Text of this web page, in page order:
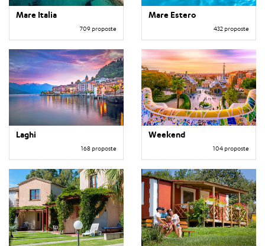
Mare Italia
709 proposte
Mare Estero
432 proposte
Laghi
168 proposte
Weekend
104 proposte